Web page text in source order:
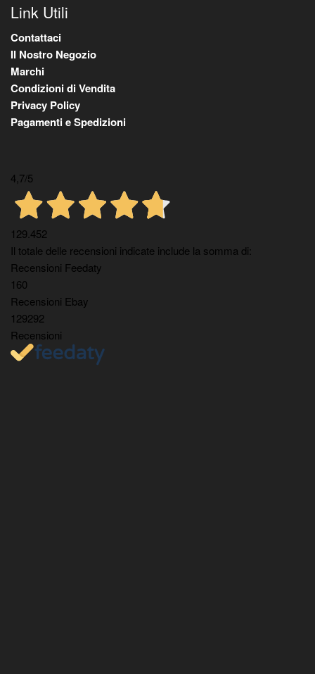
Link Utili
Contattaci
Il Nostro Negozio
Marchi
Condizioni di Vendita
Privacy Policy
Pagamenti e Spedizioni
4,7/5
129.452
Il totale delle recensioni indicate include la somma di:
Recensioni Feedaty
160
Recensioni Ebay
129292
Recensioni